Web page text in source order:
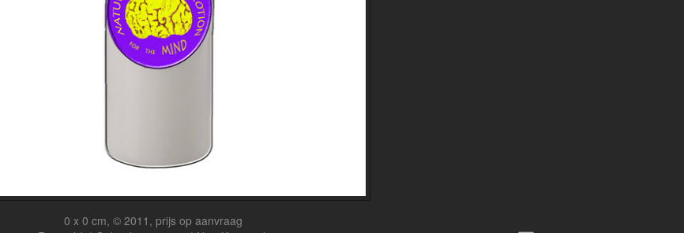
0 x 0 cm, © 2011, prijs op aanvraag